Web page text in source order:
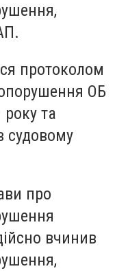
протоколом
ОБ
та
судовому
про
вчинив